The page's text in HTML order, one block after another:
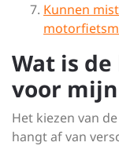
Kunnen
Wat is
voor
Het kiezen van
hangt af van